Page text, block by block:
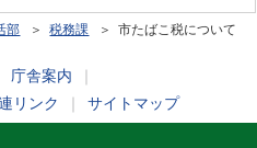
部 ＞税務課 ＞ 市たばこ税について
庁舎案内
リンク サイトマップ